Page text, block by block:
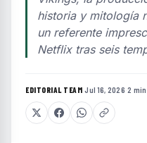
historia y mitología
un referente
Netflix tras seis
EDITORIAL TEAM·Jul 16, 2026·2